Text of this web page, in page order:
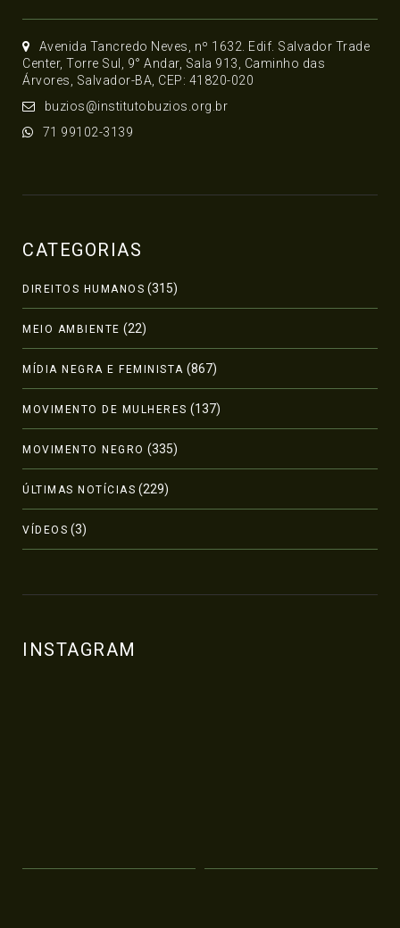
Avenida Tancredo Neves, nº 1632. Edif. Salvador Trade
Center, Torre Sul, 9° Andar, Sala 913, Caminho das
Árvores, Salvador-BA, CEP: 41820-020
buzios@institutobuzios.org.br
71 99102-3139
CATEGORIAS
DIREITOS HUMANOS (315)
MEIO AMBIENTE (22)
MÍDIA NEGRA E FEMINISTA (867)
MOVIMENTO DE MULHERES (137)
MOVIMENTO NEGRO (335)
ÚLTIMAS NOTÍCIAS (229)
VÍDEOS (3)
INSTAGRAM